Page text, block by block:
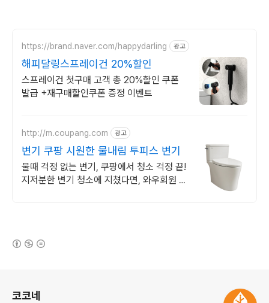
https://brand.naver.com/happydarling 광고
해피달링스프레이건 20%할인
스프레이건 첫구매 고객 총 20%할인 쿠폰
발급 +재구매할인쿠폰 증정 이벤트
http://m.coupang.com 광고
변기 쿠팡 시원한 물내림 투피스 변기
물때 걱정 없는 변기, 쿠팡에서 청소 걱정 끝!
지저분한 변기 청소에 지쳤다면, 와우회원 무
코코네